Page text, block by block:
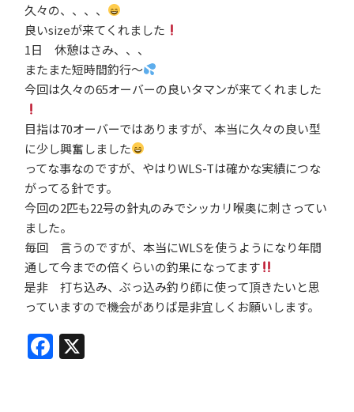
久々の、、、、
良いsizeが来てくれました
1日 休憩はさみ、、、
またまた短時間釣行～
今回は久々の65オーバーの良いタマンが来てくれました
目指は70オーバーではありますが、本当に久々の良い型
に少し興奮しました
ってな事なのですが、やはりWLS-Tは確かな実績につな
がってる針です。
今回の2匹も22号の針丸のみでシッカリ喉奥に刺さってい
ました。
毎回 言うのですが、本当にWLSを使うようになり年間
通して今までの倍くらいの釣果になってます
是非 打ち込み、ぶっ込み釣り師に使って頂きたいと思
っていますので機会がありば是非宜しくお願いします。
Facebook